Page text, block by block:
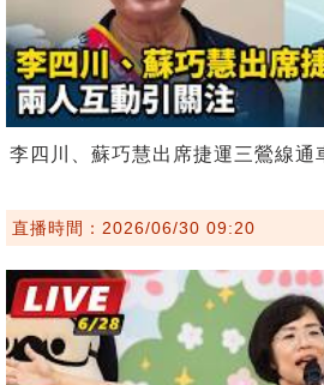
李四川、蘇巧慧出席捷運三鶯線通
直播時間：2026/06/30 09:20